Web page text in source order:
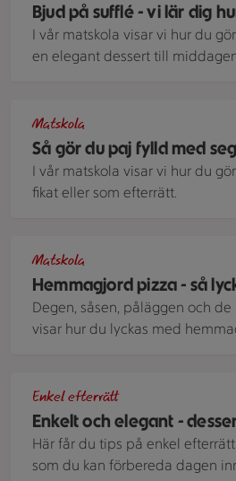
Bjud på sufflé - vi lär dig
I vår matskola visar vi hur du
en elegant dessert till
Så gör du paj fylld med
Matskola
I vår matskola visar vi hur du
fikat eller som efterrätt.
Hemmagjord pizza - så
Matskola
Degen, såsen, påläggen och
visar hur du lyckas med
Enkelt och elegant -
Enkel efterrätt
Här får du tips på enkel
som du kan förbereda dagen